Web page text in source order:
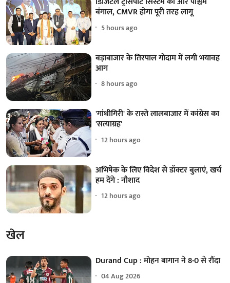
बंगाल, CMVR होगा पूरी तरह लागू
5 hours ago
बड़ाबाजार के तिरपाल गोदाम में लगी भयावह
आग
8 hours ago
'गांधीगिरी' के रास्ते लालबाजार में कांग्रेस का
'सत्याग्रह'
12 hours ago
अभिषेक के लिए विदेश से डॉक्टर बुलाएं, खर्च
हम देंगे : नौशाद
12 hours ago
खेल
Durand Cup : मोहन बागान ने 8-0 से रौंदा
04 Aug 2026